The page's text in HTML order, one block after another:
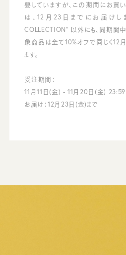
要していますが、この期間にお買
は、12月23日までにお届けし
COLLECTION” 以外にも、同期間
象商品は全て10%オフで同じく12
ます。
受注期間：
11月11日(金) - 11月20日(金) 23:59
お届け：12月23日(金)まで